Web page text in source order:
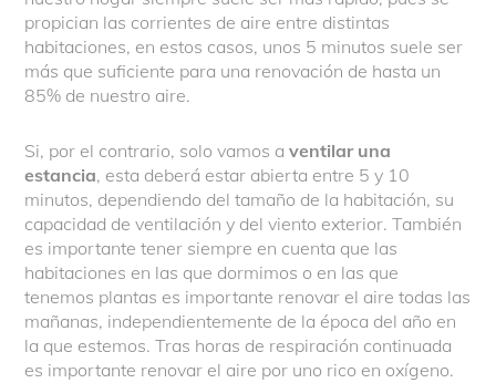
propician las corrientes de aire entre distintas
habitaciones, en estos casos, unos 5 minutos suele ser
más que suficiente para una renovación de hasta un
85% de nuestro aire.
Si, por el contrario, solo vamos aventilar una
estancia, esta deberá estar abierta entre 5 y 10
minutos, dependiendo del tamaño de la habitación, su
capacidad de ventilación y del viento exterior. También
es importante tener siempre en cuenta que las
habitaciones en las que dormimos o en las que
tenemos plantas es importante renovar el aire todas las
mañanas, independientemente de la época del año en
la que estemos. Tras horas de respiración continuada
es importante renovar el aire por uno rico en oxígeno.